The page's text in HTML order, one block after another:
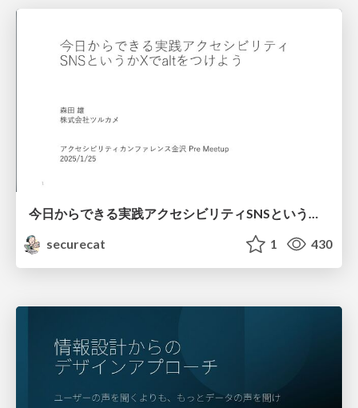
今日からできる実践アクセシビリティSNSというかXでaltをつけよう
securecat
1 430